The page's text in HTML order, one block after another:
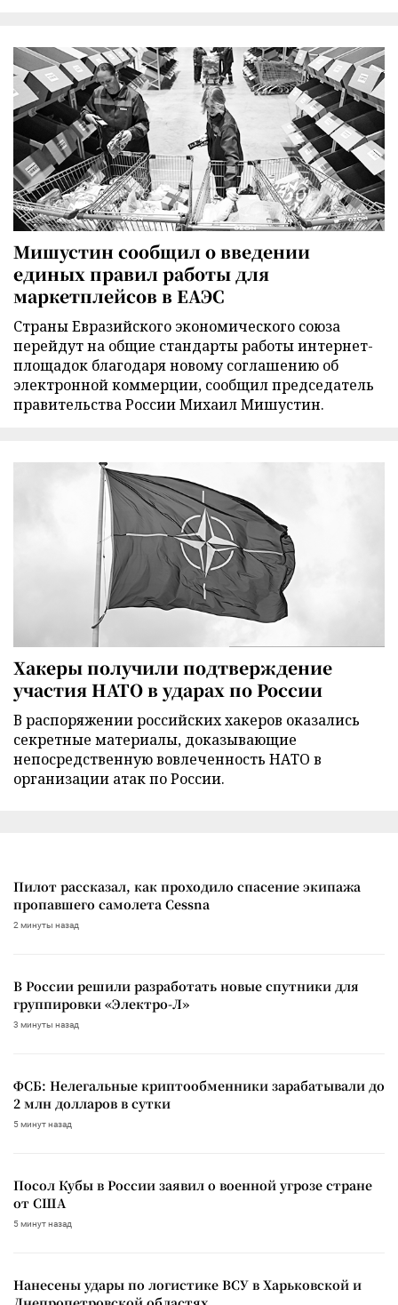
Мишустин сообщил о введении
единых правил работы для
маркетплейсов в ЕАЭС
Страны Евразийского экономического союза
перейдут на общие стандарты работы интернет-
площадок благодаря новому соглашению об
электронной коммерции, сообщил председатель
правительства России Михаил Мишустин.
Хакеры получили подтверждение
участия НАТО в ударах по России
В распоряжении российских хакеров оказались
секретные материалы, доказывающие
непосредственную вовлеченность НАТО в
организации атак по России.
Пилот рассказал, как проходило спасение экипажа
пропавшего самолета Cessna
2 минуты назад
В России решили разработать новые спутники для
группировки «Электро-Л»
3 минуты назад
ФСБ: Нелегальные криптообменники зарабатывали до
2 млн долларов в сутки
5 минут назад
Посол Кубы в России заявил о военной угрозе стране
от США
5 минут назад
Нанесены удары по логистике ВСУ в Харьковской и